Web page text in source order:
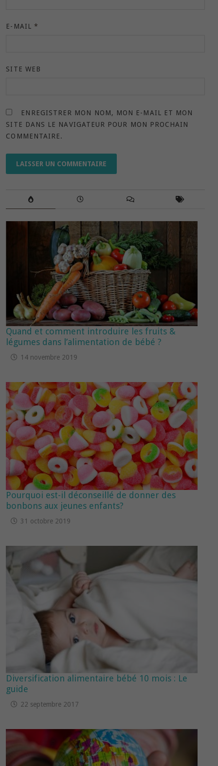
E-MAIL *
SITE WEB
ENREGISTRER MON NOM, MON E-MAIL ET MON
SITE DANS LE NAVIGATEUR POUR MON PROCHAIN
COMMENTAIRE.
Quand et comment introduire les fruits &
légumes dans l’alimentation de bébé ?
14 novembre 2019
Pourquoi est-il déconseillé de donner des
bonbons aux jeunes enfants?
31 octobre 2019
Diversification alimentaire bébé 10 mois : Le
guide
22 septembre 2017